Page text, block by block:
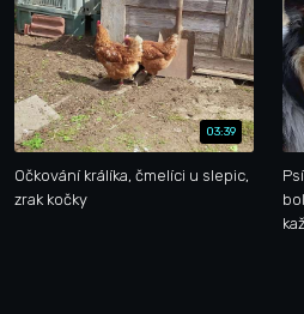
03:39
Očkování králíka, čmelíci u slepic,
zrak kočky